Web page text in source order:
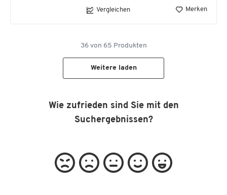
Vergleichen Merken
36von 65 Produkten
Weitere laden
Wie zufrieden sind Sie mit den
Suchergebnissen?